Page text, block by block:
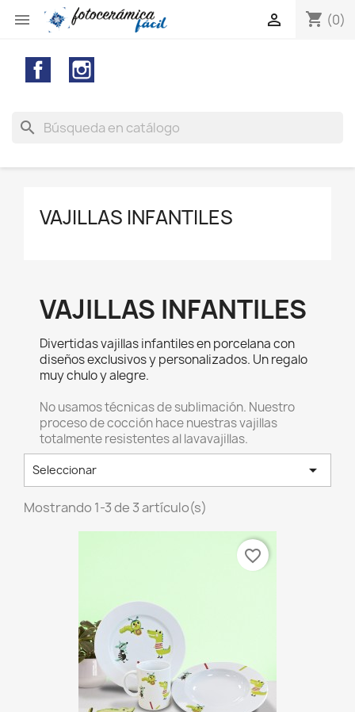
 shopping_cart (0)

Facebook
search
VAJILLAS INFANTILES
VAJILLAS INFANTILES
Divertidas vajillas infantiles en porcelana con
diseños exclusivos y personalizados. Un regalo
muy chulo y alegre.
No usamos técnicas de sublimación. Nuestro
proceso de cocción hace nuestras vajillas
totalmente resistentes al lavavajillas.
Seleccionar 
Mostrando 1-3 de 3 artículo(s)
favorite_border